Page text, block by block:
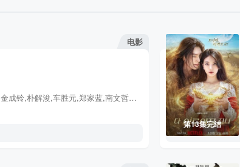
电影
赵震雄,柳俊烈,金柱赫,金成铃,朴解浚,车胜元,郑家蓝,南文哲,徐现宇,姜承贤,陈瑞妍,金东英,李周英,琴赛璐,郑钟宇,权度云
第13集完结